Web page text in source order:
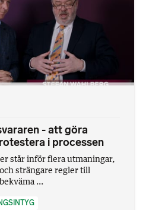
- att göra
i processen
står inför flera utmaningar,
strängare regler till
...